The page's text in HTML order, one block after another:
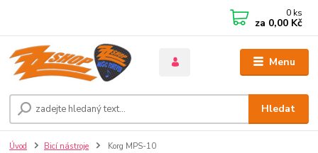
Menu
Hledat
0 ks
za 0,00 Kč
Úvod Bicí nástroje Korg MPS-10